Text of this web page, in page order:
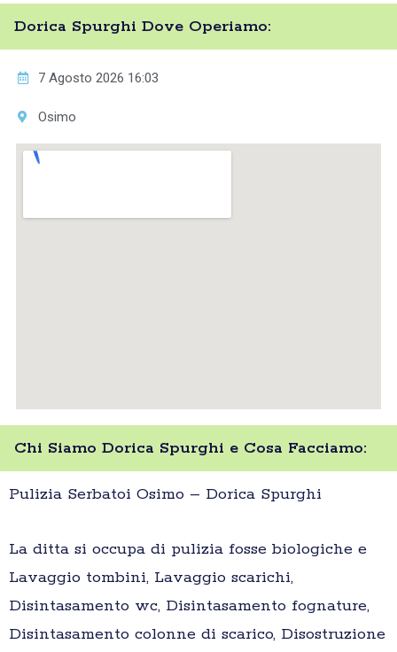
Dorica Spurghi Dove Operiamo:
7 Agosto 2026 16:03
Osimo
Chi Siamo Dorica Spurghi e Cosa Facciamo:
Pulizia Serbatoi Osimo – Dorica Spurghi
La ditta si occupa di pulizia fosse biologiche e
Lavaggio tombini, Lavaggio scarichi,
Disintasamento wc, Disintasamento fognature,
Disintasamento colonne di scarico, Disostruzione